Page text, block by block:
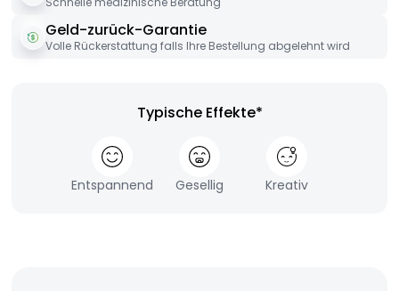
Geld-zurück-Garantie
Volle Rückerstattung falls Ihre Bestellung abgelehnt wird
Typische Effekte*
Entspannend Gesellig Kreativ